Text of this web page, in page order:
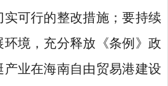
可行的整改措施；要持续
境，充分释放《条例》政
业在海南自由贸易港建设